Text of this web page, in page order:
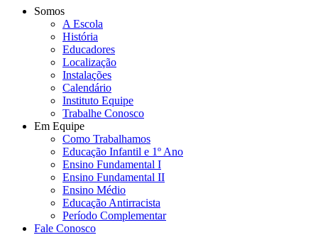
Somos
A Escola
História
Educadores
Localização
Instalações
Calendário
Instituto Equipe
Trabalhe Conosco
Em Equipe
Como Trabalhamos
Educação Infantil e 1º Ano
Ensino Fundamental I
Ensino Fundamental II
Ensino Médio
Educação Antirracista
Período Complementar
Fale Conosco